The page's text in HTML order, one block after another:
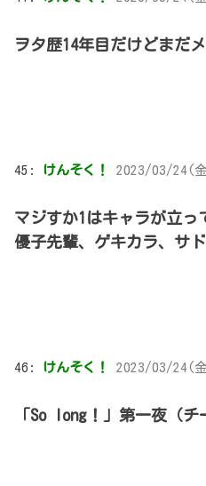
ヲタ歴14年目だけどまだ
45: けんそく！ 2023/03/24(
マジすか1はキャラが立っ
優子先輩、ゲキカラ、サ
46: けんそく！ 2023/03/24(
「So long！」第一夜（チ